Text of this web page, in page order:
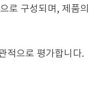
로 구성되며, 제품
적으로 평가합니다.